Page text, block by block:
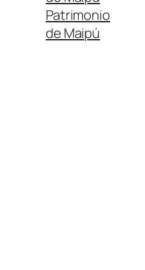
Patrimonio
de Maipú